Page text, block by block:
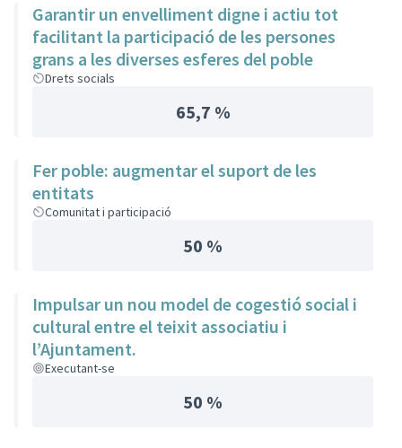
Garantir un envelliment digne i actiu tot
facilitant la participació de les persones
grans a les diverses esferes del poble
Drets socials
65,7 %
Fer poble: augmentar el suport de les
entitats
Comunitat i participació
50 %
Impulsar un nou model de cogestió social i
cultural entre el teixit associatiu i
l’Ajuntament.
Executant-se
50 %